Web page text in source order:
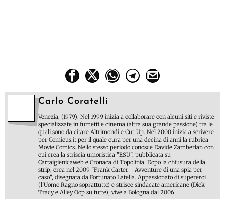
Carlo Coratelli
Venezia, (1979). Nel 1999 inizia a collaborare con alcuni siti e riviste
specializzate in fumetti e cinema (altra sua grande passione) tra le
quali sono da citare Altrimondi e Cut-Up. Nel 2000 inizia a scrivere
per Comicus.it per il quale cura per una decina di anni la rubrica
Movie Comics. Nello stesso periodo conosce Davide Zamberlan con
cui crea la striscia umoristica "ESU", pubblicata su
Cartaigienicaweb e Cronaca di Topolinia. Dopo la chiusura della
strip, crea nel 2009 "Frank Carter - Avventure di una spia per
caso", disegnata da Fortunato Latella. Appassionato di supereroi
(l'Uomo Ragno soprattutto) e strisce sindacate americane (Dick
Tracy e Alley Oop su tutte), vive a Bologna dal 2006.